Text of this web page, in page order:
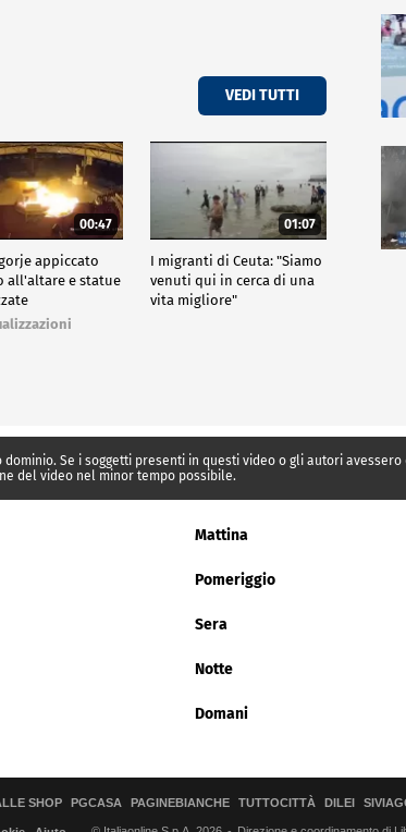
VEDI TUTTI
00:47
appiccato
all'altare e statue
01:07
I migranti di Ceuta: "Siamo
venuti qui in cerca di una
vita migliore"
Se i soggetti presenti in questi video o gli autori
del video nel minor tempo possibile.
Mattina
Pomeriggio
Sera
Notte
Domani
SHOP PGCASA PAGINEBIANCHE TUTTOCITTÀ DILEI